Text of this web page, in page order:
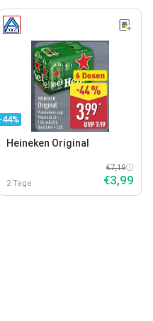
-44%
Heineken Original
2 Tage
€7,19
€3,99